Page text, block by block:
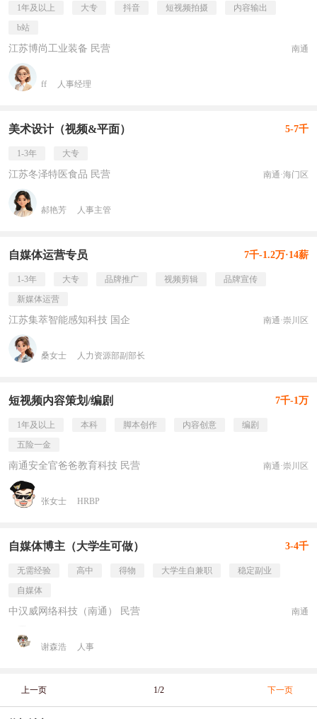
1年及以上 大专 抖音 短视频拍摄
内容输出
b站
江苏博尚工业装备 民营 南通
ff 人事经理
美术设计（视频&平面） 5-7千
1-3年 大专
江苏冬泽特医食品 民营 南通·海门区
郝艳芳 人事主管
自媒体运营专员 7千-1.2万·14薪
1-3年 大专 品牌推广 视频剪辑
品牌宣传
新媒体运营
江苏集萃智能感知科技 国企 南通·崇川区
桑女士 人力资源部副部长
短视频内容策划/编剧 7千-1万
1年及以上 本科 脚本创作 内容创意
编剧
五险一金
南通安全官爸爸教育科技 民营 南通·崇川区
张女士 HRBP
自媒体博主（大学生可做） 3-4千
无需经验 高中 得物 大学生自兼职
稳定副业
自媒体
中汉威网络科技（南通） 民营 南通
谢森浩 人事
上一页 1/2 下一页